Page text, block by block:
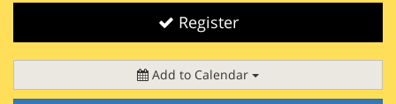
Register
Add to Calendar